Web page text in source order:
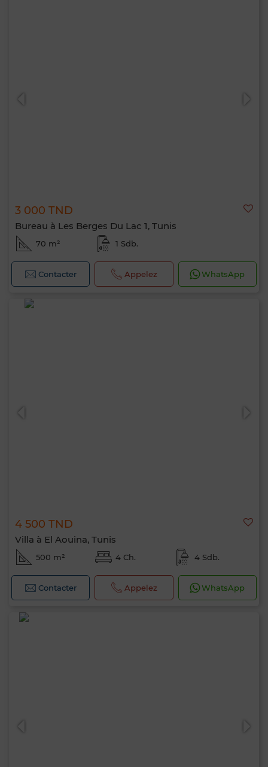
3 000 TND
Bureau à Les Berges Du Lac 1, Tunis
70 m² 1 Sdb.
Contacter Appelez WhatsApp
4 500 TND
Villa à El Aouina, Tunis
500 m² 4 Ch. 4 Sdb.
Contacter Appelez WhatsApp